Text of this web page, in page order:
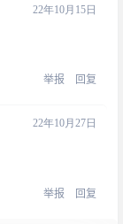
22年10月15日
举报 回复
22年10月27日
举报 回复